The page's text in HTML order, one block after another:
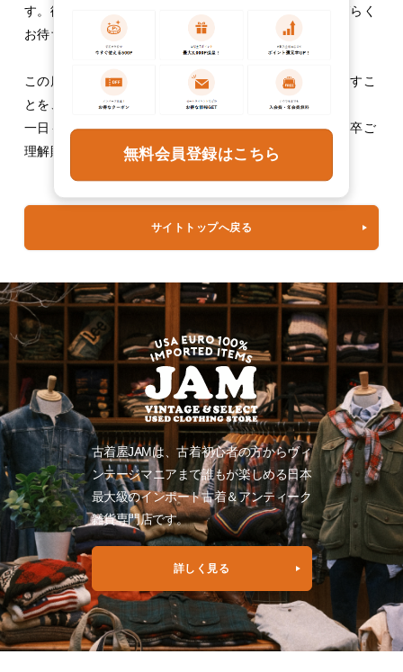
す。復旧に向けて全力で対応しておりますので、今しばらく
お待ちいただきますようお願い申し上げます。
この度は、お客様に多大なるご迷惑をおかけしておりますこ
とを、重ねて深くお詫び申し上げます。
一日も早い復旧と再発防止に努めてまいりますので、何卒ご
理解賜りますようお願い申し上げます。
サイトトップへ戻る
古着屋JAMは、古着初心者の方からヴィ
ンテージマニアまで誰もが楽しめる日本
最大級のインポート古着＆アンティーク
雑貨専門店です。
詳しく見る
無料会員登録はこちら